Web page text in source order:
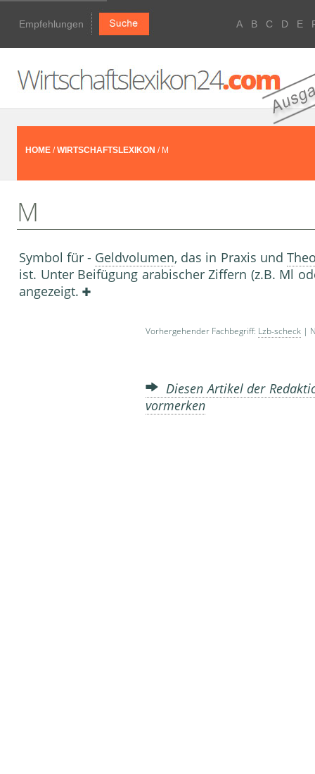
Empfehlungen A B C D E
HOME /WIRTSCHAFTSLEXIKON / M
M
Symbol für - Geldvolumen, das in Praxis und
ist. Unter Beifügung arabischer Ziffern (z.B. Ml
angezeigt.
Vorhergehender Fachbegriff: Lzb-scheck |
Diesen Artikel der
vormerken